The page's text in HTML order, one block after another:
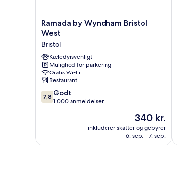
Ramada
by
Bristol
West
Bristol
Ramada by Wyndham Bristol
West
Bristol
Kæledyrsvenligt
Mulighed for parkering
Gratis Wi-Fi
Restaurant
7.8
ud
anmeldelser
7,8 Godt
1.000 anmeldelser
Prisen
340 kr.
340 kr.
inkluderer skatter og gebyrer
6. sep. - 7. sep.